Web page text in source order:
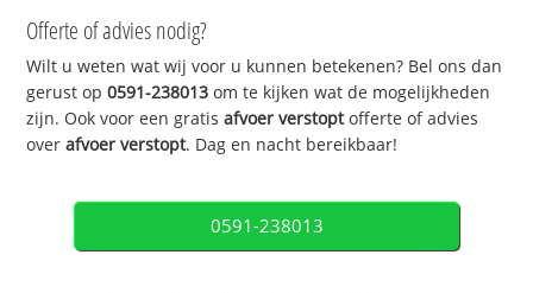
Offerte of advies nodig?
Wilt u weten wat wij voor u kunnen betekenen? Bel ons dan
gerust op0591-238013 om te kijken wat de mogelijkheden
zijn. Ook voor een gratisafvoer verstoptofferte of advies
overafvoer verstopt. Dag en nacht bereikbaar!
0591-238013